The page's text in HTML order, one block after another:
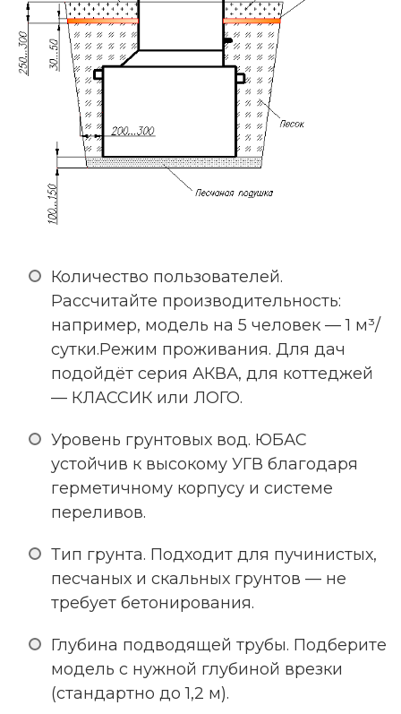
Количество пользователей.
Рассчитайте производительность:
например, модель на 5 человек — 1 м³/
сутки.Режим проживания. Для дач
подойдёт серия АКВА, для коттеджей
— КЛАССИК или ЛОГО.
Уровень грунтовых вод. ЮБАС
устойчив к высокому УГВ благодаря
герметичному корпусу и системе
переливов.
Тип грунта. Подходит для пучинистых,
песчаных и скальных грунтов — не
требует бетонирования.
Глубина подводящей трубы. Подберите
модель с нужной глубиной врезки
(стандартно до 1,2 м).